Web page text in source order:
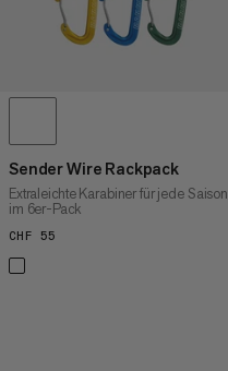
Sender Wire Rackpack
Extraleichte Karabiner für jede Saison
im 6er-Pack
CHF 55